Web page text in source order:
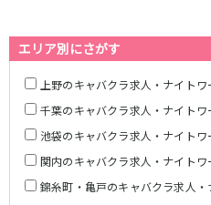
エリア別にさがす
上野のキャバクラ求人・ナイトワ
千葉のキャバクラ求人・ナイトワ
池袋のキャバクラ求人・ナイトワ
関内のキャバクラ求人・ナイトワ
錦糸町・亀戸のキャバクラ求人・
所沢駅
ひ
東久留米駅
清瀬駅
桜台
西所沢駅
吾
JR横浜線